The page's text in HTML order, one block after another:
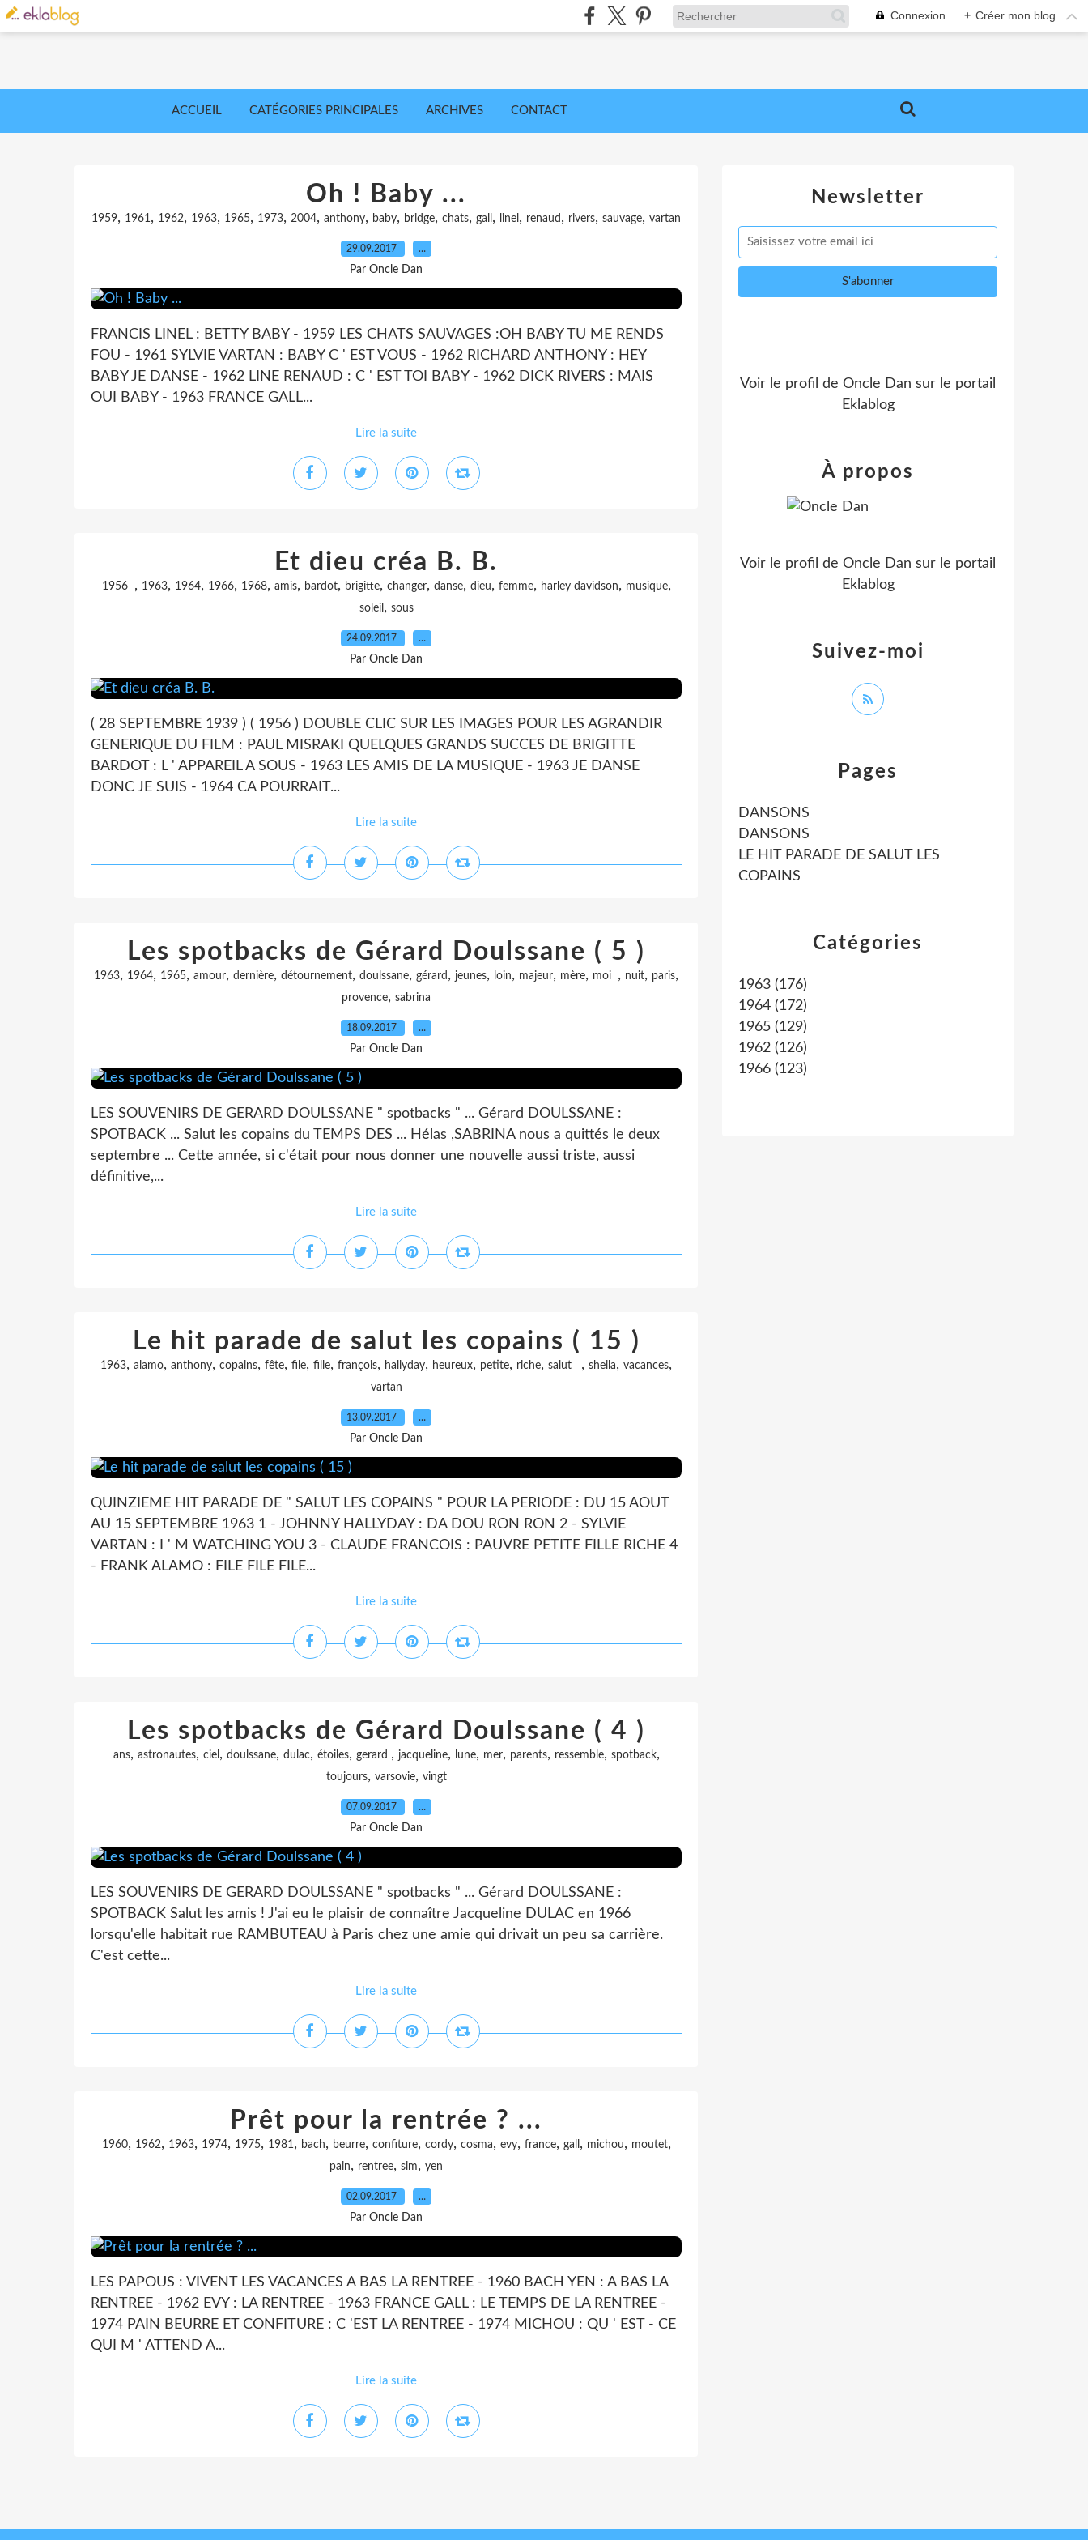
Connexion + Créer mon blog
ACCUEIL CATÉGORIES PRINCIPALES ARCHIVES CONTACT
Oh ! Baby ...
1959, 1961, 1962, 1963, 1965, 1973, 2004, anthony, baby, bridge, chats, gall , linel , renaud , rivers, sauvage, vartan
29.09.2017 …
Par Oncle Dan
FRANCIS LINEL : BETTY BABY - 1959 LES CHATS SAUVAGES :OH BABY TU ME RENDS
FOU - 1961 SYLVIE VARTAN : BABY C ' EST VOUS - 1962 RICHARD ANTHONY : HEY
BABY JE DANSE - 1962 LINE RENAUD : C ' EST TOI BABY - 1962 DICK RIVERS : MAIS
OUI BABY - 1963 FRANCE GALL...
Lire la suite
Et dieu créa B. B.
1956 , 1963, 1964, 1966, 1968, amis, bardot, brigitte, changer, danse, dieu, femme, harley davidson, musique,
soleil, sous
24.09.2017 …
Par Oncle Dan
( 28 SEPTEMBRE 1939 ) ( 1956 ) DOUBLE CLIC SUR LES IMAGES POUR LES AGRANDIR
GENERIQUE DU FILM : PAUL MISRAKI QUELQUES GRANDS SUCCES DE BRIGITTE
BARDOT : L ' APPAREIL A SOUS - 1963 LES AMIS DE LA MUSIQUE - 1963 JE DANSE
DONC JE SUIS - 1964 CA POURRAIT...
Lire la suite
Les spotbacks de Gérard Doulssane ( 5 )
1963, 1964, 1965, amour, dernière, détournement, doulssane, gérard , jeunes, loin, majeur, mère, moi , nuit, paris,
provence, sabrina
18.09.2017 …
Par Oncle Dan
LES SOUVENIRS DE GERARD DOULSSANE " spotbacks " ... Gérard DOULSSANE :
SPOTBACK ... Salut les copains du TEMPS DES ... Hélas ,SABRINA nous a quittés le deux
septembre ... Cette année, si c'était pour nous donner une nouvelle aussi triste, aussi
définitive,...
Lire la suite
Le hit parade de salut les copains ( 15 )
1963, alamo, anthony, copains, fête, file, fille, françois, hallyday, heureux, petite, riche, salut , sheila, vacances,
vartan
13.09.2017 …
Par Oncle Dan
QUINZIEME HIT PARADE DE " SALUT LES COPAINS " POUR LA PERIODE : DU 15 AOUT
AU 15 SEPTEMBRE 1963 1 - JOHNNY HALLYDAY : DA DOU RON RON 2 - SYLVIE
VARTAN : I ' M WATCHING YOU 3 - CLAUDE FRANCOIS : PAUVRE PETITE FILLE RICHE 4
- FRANK ALAMO : FILE FILE FILE...
Lire la suite
Les spotbacks de Gérard Doulssane ( 4 )
ans, astronautes, ciel, doulssane, dulac, étoiles, gerard , jacqueline, lune, mer, parents, ressemble, spotback,
toujours, varsovie, vingt
07.09.2017 …
Par Oncle Dan
LES SOUVENIRS DE GERARD DOULSSANE " spotbacks " ... Gérard DOULSSANE :
SPOTBACK Salut les amis ! J'ai eu le plaisir de connaître Jacqueline DULAC en 1966
lorsqu'elle habitait rue RAMBUTEAU à Paris chez une amie qui drivait un peu sa carrière.
C'est cette...
Lire la suite
Prêt pour la rentrée ? ...
1960, 1962, 1963, 1974, 1975, 1981, bach, beurre, confiture, cordy, cosma, evy, france, gall , michou, moutet,
pain, rentree, sim, yen
02.09.2017 …
Par Oncle Dan
LES PAPOUS : VIVENT LES VACANCES A BAS LA RENTREE - 1960 BACH YEN : A BAS LA
RENTREE - 1962 EVY : LA RENTREE - 1963 FRANCE GALL : LE TEMPS DE LA RENTREE -
1974 PAIN BEURRE ET CONFITURE : C 'EST LA RENTREE - 1974 MICHOU : QU ' EST - CE
QUI M ' ATTEND A...
Lire la suite
Newsletter
Catégories
1963 (176)
1964 (172)
1965 (129)
1962 (126)
1966 (123)
Pages
DANSONS
DANSONS
LE HIT PARADE DE SALUT LES
COPAINS
Voir le profil de Oncle Dan sur le portail
Eklablog
Suivez-moi
À propos
Voir le profil de Oncle Dan sur le portail
Eklablog